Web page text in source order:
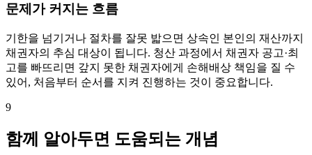
문제가 커지는 흐름
기한을 넘기거나 절차를 잘못 밟으면 상속인 본인의 재산까지
채권자의 추심 대상이 됩니다. 청산 과정에서 채권자 공고·최
고를 빠뜨리면 갚지 못한 채권자에게 손해배상 책임을 질 수
있어, 처음부터 순서를 지켜 진행하는 것이 중요합니다.
9
함께 알아두면 도움되는 개념